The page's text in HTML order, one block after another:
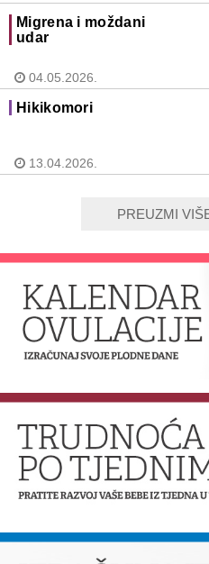
Migrena i moždani
udar
04.05.2026.
Hikikomori
13.04.2026.
PREUZMI